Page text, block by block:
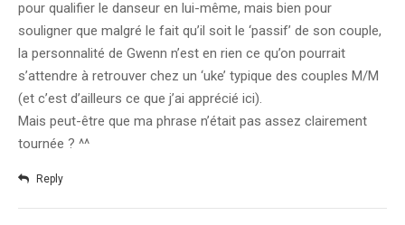
pour qualifier le danseur en lui-même, mais bien pour
souligner que malgré le fait qu’il soit le ‘passif’ de son couple,
la personnalité de Gwenn n’est en rien ce qu’on pourrait
s’attendre à retrouver chez un ‘uke’ typique des couples M/M
(et c’est d’ailleurs ce que j’ai apprécié ici).
Mais peut-être que ma phrase n’était pas assez clairement
tournée ? ^^
Reply